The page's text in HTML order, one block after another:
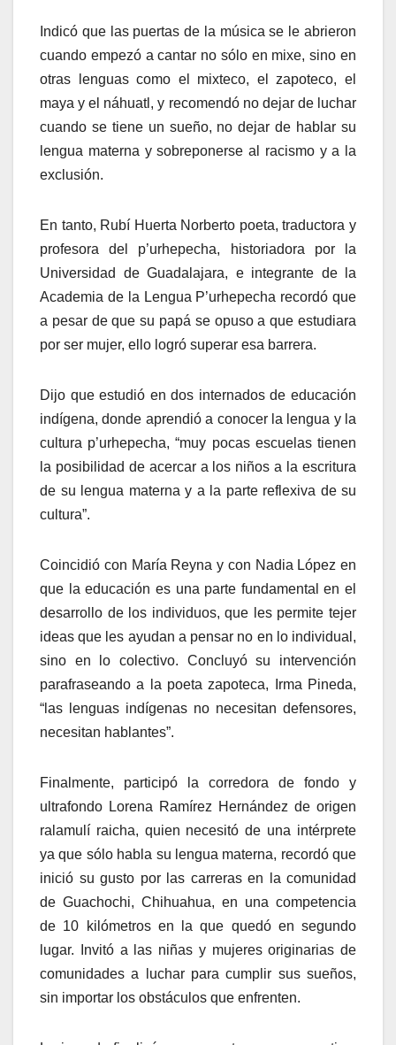
Indicó que las puertas de la música se le abrieron
cuando empezó a cantar no sólo en mixe, sino en
otras lenguas como el mixteco, el zapoteco, el
maya y el náhuatl, y recomendó no dejar de luchar
cuando se tiene un sueño, no dejar de hablar su
lengua materna y sobreponerse al racismo y a la
exclusión.
En tanto, Rubí Huerta Norberto poeta, traductora y
profesora del p’urhepecha, historiadora por la
Universidad de Guadalajara, e integrante de la
Academia de la Lengua P’urhepecha recordó que
a pesar de que su papá se opuso a que estudiara
por ser mujer, ello logró superar esa barrera.
Dijo que estudió en dos internados de educación
indígena, donde aprendió a conocer la lengua y la
cultura p’urhepecha, “muy pocas escuelas tienen
la posibilidad de acercar a los niños a la escritura
de su lengua materna y a la parte reflexiva de su
cultura”.
Coincidió con María Reyna y con Nadia López en
que la educación es una parte fundamental en el
desarrollo de los individuos, que les permite tejer
ideas que les ayudan a pensar no en lo individual,
sino en lo colectivo. Concluyó su intervención
parafraseando a la poeta zapoteca, Irma Pineda,
“las lenguas indígenas no necesitan defensores,
necesitan hablantes”.
Finalmente, participó la corredora de fondo y
ultrafondo Lorena Ramírez Hernández de origen
ralamulí raicha, quien necesitó de una intérprete
ya que sólo habla su lengua materna, recordó que
inició su gusto por las carreras en la comunidad
de Guachochi, Chihuahua, en una competencia
de 10 kilómetros en la que quedó en segundo
lugar. Invitó a las niñas y mujeres originarias de
comunidades a luchar para cumplir sus sueños,
sin importar los obstáculos que enfrenten.